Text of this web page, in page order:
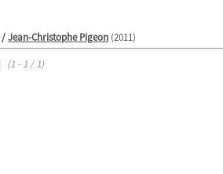
/Jean-Christophe Pigeon (2011)
(1 - 1 / 1)